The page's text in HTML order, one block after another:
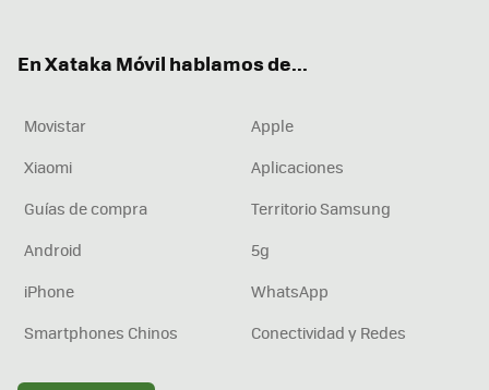
En Xataka Móvil hablamos de...
Movistar
Apple
Xiaomi
Aplicaciones
Guías de compra
Territorio Samsung
Android
5g
iPhone
WhatsApp
Smartphones Chinos
Conectividad y Redes